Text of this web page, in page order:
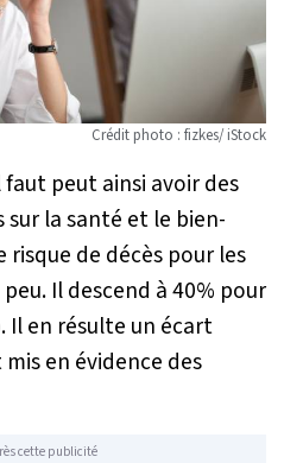
Crédit photo : fizkes/ iStock
peut ainsi avoir des
sur la santé et le bien-
risque de décès pour les
Il descend à 40% pour
en résulte un écart
en évidence des
cette publicité